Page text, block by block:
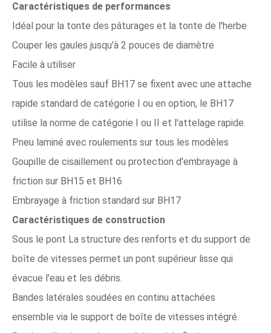
Caractéristiques de performances
Idéal pour la tonte des pâturages et la tonte de l'herbe
Couper les gaules jusqu'à 2 pouces de diamètre
Facile à utiliser
Tous les modèles sauf BH17 se fixent avec une attache
rapide standard de catégorie I ou en option, le BH17
utilise la norme de catégorie I ou II et l'attelage rapide.
Pneu laminé avec roulements sur tous les modèles
Goupille de cisaillement ou protection d'embrayage à
friction sur BH15 et BH16
Embrayage à friction standard sur BH17
Caractéristiques de construction
Sous le pont La structure des renforts et du support de
boîte de vitesses permet un pont supérieur lisse qui
évacue l'eau et les débris.
Bandes latérales soudées en continu attachées
ensemble via le support de boîte de vitesses intégré.